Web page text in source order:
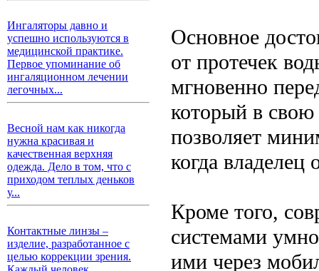
Ингаляторы давно и
успешно используются в
медицинской практике.
Первое упоминание об
ингаляционном лечении
легочных...
Весной нам как никогда
нужна красивая и
качественная верхняя
одежда. Дело в том, что с
приходом теплых деньков
у...
Контактные линзы –
изделие, разработанное с
целью коррекции зрения.
Основное
от протечек
мгновенно
который в свою
позволяет
когда владелец
Кроме того,
системами
ими через